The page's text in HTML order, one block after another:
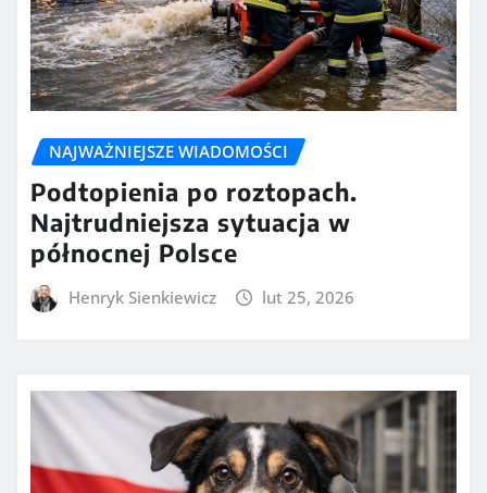
NAJWAŻNIEJSZE WIADOMOŚCI
Podtopienia po roztopach.
Najtrudniejsza sytuacja w
północnej Polsce
Henryk Sienkiewicz lut 25, 2026